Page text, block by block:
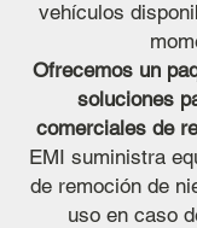
vehículos
Ofrecemos un
soluciones
comerciales de
EMI suministra
de remoción de
uso en caso